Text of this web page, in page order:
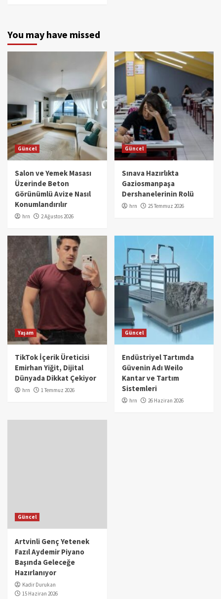
You may have missed
Güncel
Salon ve Yemek Masası
Üzerinde Beton
Görünümlü Avize Nasıl
Konumlandırılır
hrn 2 Ağustos 2026
Güncel
Sınava Hazırlıkta
Gaziosmanpaşa
Dershanelerinin Rolü
hrn 25 Temmuz 2026
Yaşam
TikTok İçerik Üreticisi
Emirhan Yiğit, Dijital
Dünyada Dikkat Çekiyor
hrn 1 Temmuz 2026
Güncel
Endüstriyel Tartımda
Güvenin Adı Weilo
Kantar ve Tartım
Sistemleri
hrn 26 Haziran 2026
Güncel
Artvinli Genç Yetenek
Fazıl Aydemir Piyano
Başında Geleceğe
Hazırlanıyor
Kadir Durukan
15 Haziran 2026